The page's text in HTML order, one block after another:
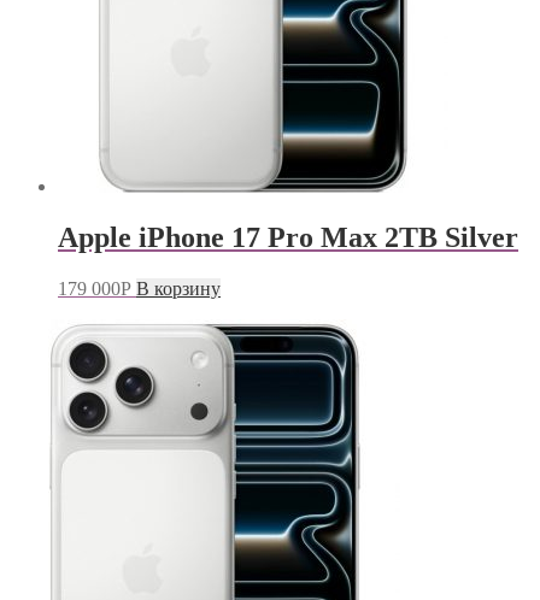
Apple iPhone 17 Pro Max 2TB Silver
179 000Р В корзину